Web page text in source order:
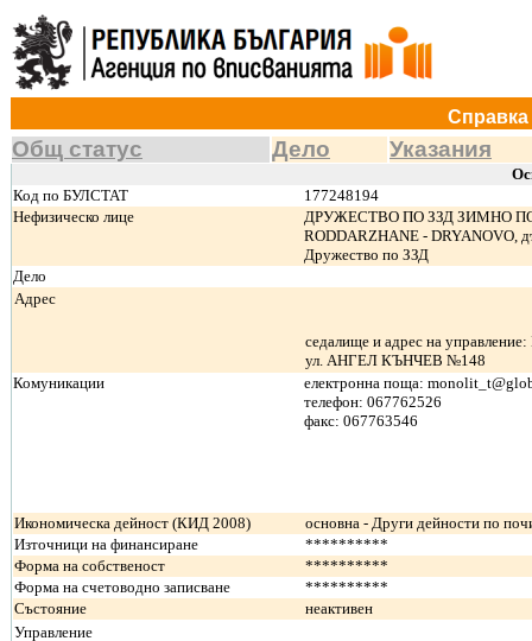
Справка
Общ статус Дело Указания
Код по БУЛСТАТ
177248194
Нефизическо лице
ДРУЖЕСТВО ПО ЗЗД ЗИМНО
RODDARZHANE - DRYANOVO,
Дружество по ЗЗД
Дело
Адрес
седалище и адрес на
ул. АНГЕЛ КЪНЧЕВ №148
Комуникации
електронна поща:
телефон: 067762526
факс: 067763546
Икономическа дейност (КИД 2008)
основна - Други дейности по
Източници на финансиране
**********
Форма на собственост
**********
Форма на счетоводно записване
**********
Състояние
неактивен
Управление